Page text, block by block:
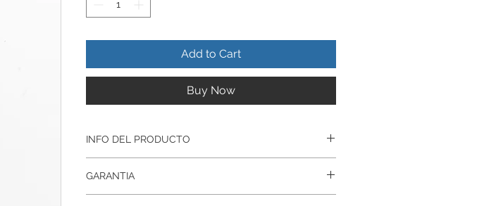
Add to Cart
Buy Now
INFO DEL PRODUCTO
ley.925
Todos nuestros productos estan realizados
GARANTIA